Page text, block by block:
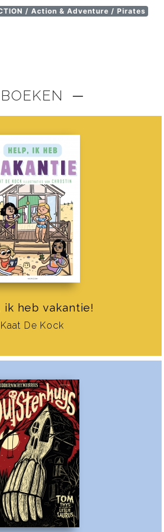
/ Action & Adventure / Pirates
─
ik heb vakantie!
Kaat De Kock